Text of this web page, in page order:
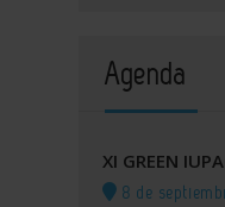
Agenda
XI GREEN
8 de